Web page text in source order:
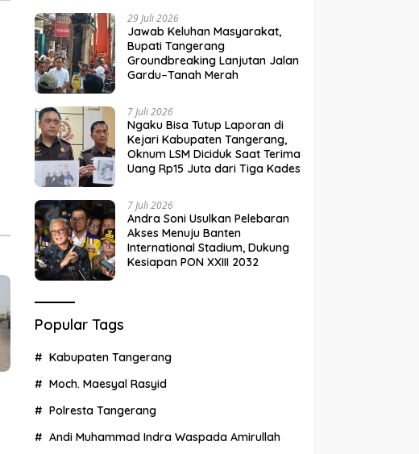
29 Juli 2026
Jawab Keluhan Masyarakat,
Bupati Tangerang
Groundbreaking Lanjutan Jalan
Gardu–Tanah Merah
7 Juli 2026
Ngaku Bisa Tutup Laporan di
Kejari Kabupaten Tangerang,
Oknum LSM Diciduk Saat Terima
Uang Rp15 Juta dari Tiga Kades
7 Juli 2026
Andra Soni Usulkan Pelebaran
Akses Menuju Banten
International Stadium, Dukung
Kesiapan PON XXIII 2032
Popular Tags
Kabupaten Tangerang
Moch. Maesyal Rasyid
Polresta Tangerang
Andi Muhammad Indra Waspada Amirullah